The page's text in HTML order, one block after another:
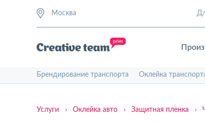
Москва
Брендирование транспорта Оклейка
Услуги › Оклейка авто › Защитная пленка ›